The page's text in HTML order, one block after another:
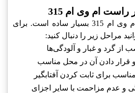
ام وی ام 315
نصب آفتابگیر راست ام وی ام 315 بسیار ساده است. برای
مراحل زیر را دنبال کنید:
از گرد و غبار و آلودگی‌ها
و قرار دادن آن در محل مناسب
برای ثابت کردن آفتابگیر
و عدم مزاحمت با سایر اجزای